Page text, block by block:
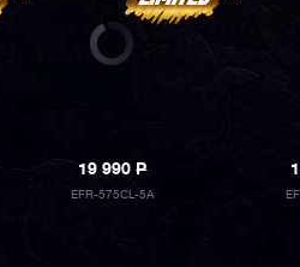
19 990P
EFR-575CL-5A